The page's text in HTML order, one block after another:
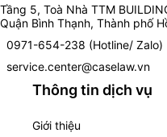
Tầng 5, Toà Nhà TTM
Quận Bình Thạnh, Thành phố
0971-654-238 (Hotline/ Zalo)
service.center@caselaw.vn
Thông tin dịch vụ
Giới thiệu